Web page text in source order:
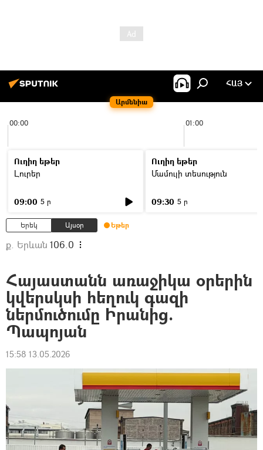
Արմենիա
ՀԱՅ
00:00 01:00
Ուղիղ եթեր
Լուրեր
09:00 5 ր
Ուղիղ եթեր
Մամուլի տեսություն
09:30 5 ր
Երեկ Այսօր Եթեր
ք. Երևան 106.0
Հայաստանն առաջիկա օրերին
կվերսկսի հեղուկ գազի
ներմուծումը Իրանից.
Պապոյան
15:58 13.05.2026